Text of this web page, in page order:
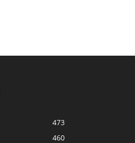
473
460